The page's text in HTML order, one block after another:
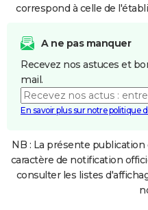
correspond à celle de
A ne pas manquer
Recevez nos astuces et
mail.
En savoir plus sur notre politique
NB : La présente
caractère de notification
consulter les listes